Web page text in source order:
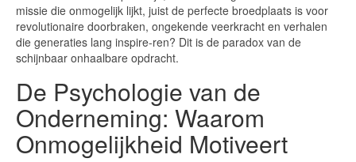
missie die onmogelijk lijkt, juist de perfecte broedplaats is voor
revolutionaire doorbraken, ongekende veerkracht en verhalen
die generaties lang inspire-ren? Dit is de paradox van de
schijnbaar onhaalbare opdracht.
De Psychologie van de
Onderneming: Waarom
Onmogelijkheid Motiveert